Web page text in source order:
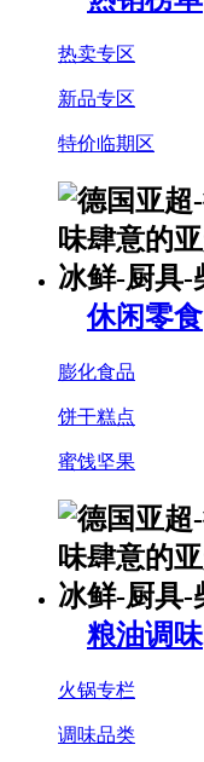
热卖专区
新品专区
特价临期区
休闲零食
膨化食品
饼干糕点
蜜饯坚果
粮油调味
火锅专栏
调味品类